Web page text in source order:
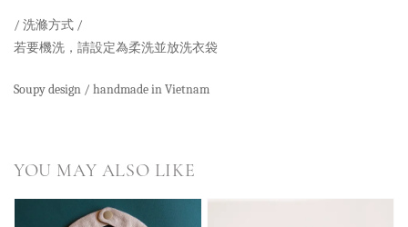
/ 洗滌方式 /
若要機洗，請設定為柔洗並放洗衣袋
Soupy design / handmade in Vietnam
YOU MAY ALSO LIKE